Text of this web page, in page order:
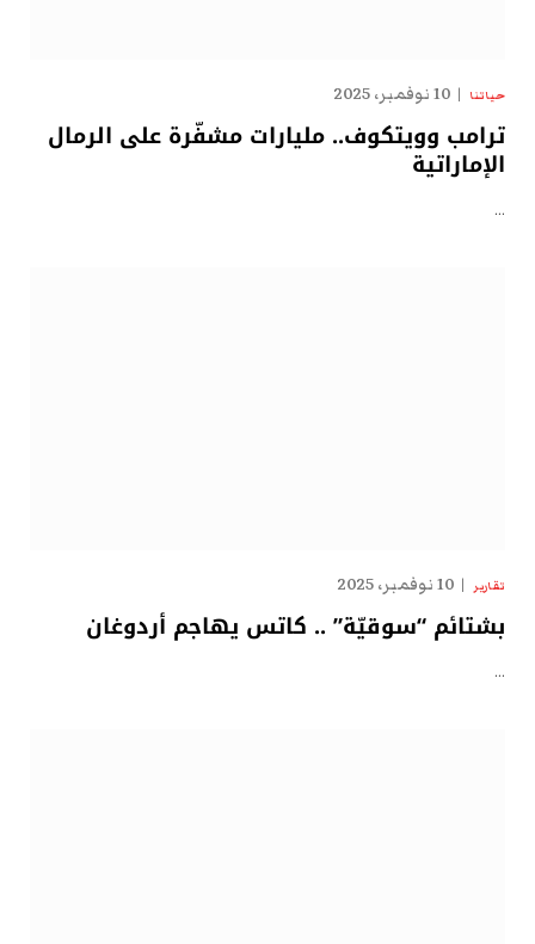
حياتنا 10 نوفمبر، 2025
ترامب وويتكوف.. مليارات مشفّرة على الرمال
الإماراتية
…
تقارير 10 نوفمبر، 2025
بشتائم “سوقيّة” .. كاتس يهاجم أردوغان
…